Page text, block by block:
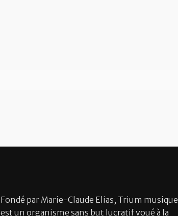
Fondé par Marie-Claude Elias, Trium musique
est un organisme sans but lucratif voué à la